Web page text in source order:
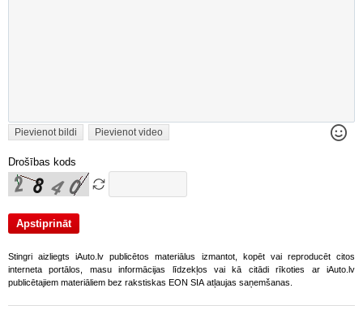
Pievienot bildi Pievienot video
Drošības kods
Stingri aizliegts iAuto.lv publicētos materiālus izmantot, kopēt vai reproducēt citos
interneta portālos, masu informācijas līdzekļos vai kā citādi rīkoties ar iAuto.lv
publicētajiem materiāliem bez rakstiskas EON SIA atļaujas saņemšanas.